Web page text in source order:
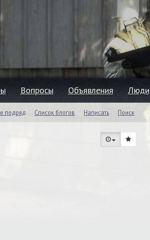
Вопросы Объявления Люди
подряд Список блогов Написать Поиск